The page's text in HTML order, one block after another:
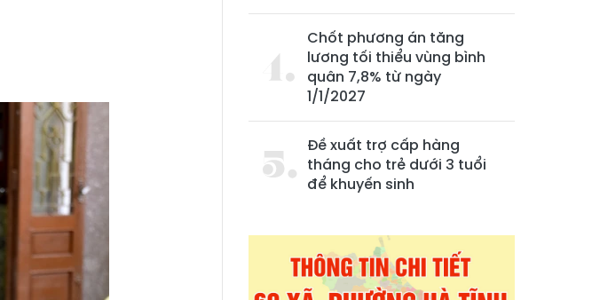
Chốt phương án tăng
lương tối thiểu vùng bình
quân 7,8% từ ngày
1/1/2027
Đề xuất trợ cấp hàng
tháng cho trẻ dưới 3 tuổi
để khuyến sinh